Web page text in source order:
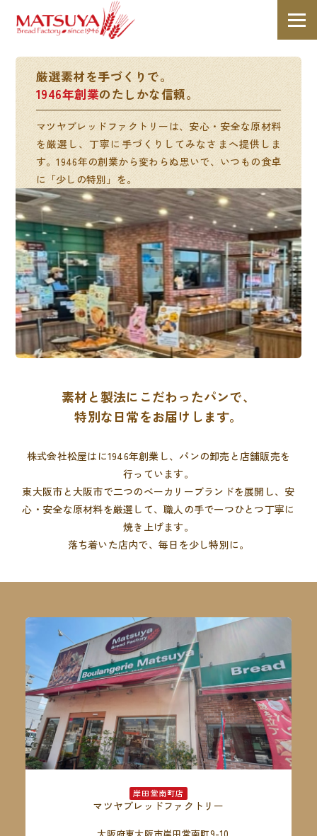
厳選素材を手づくりで。
1946年創業のたしかな信頼。
マツヤブレッドファクトリーは、安心・安全な原材料
を厳選し、丁寧に手づくりしてみなさまへ提供しま
す。1946年の創業から変わらぬ思いで、いつもの食卓
に「少しの特別」を。
素材と製法にこだわったパンで、
特別な日常をお届けします。
株式会社松屋はに1946年創業し、パンの卸売と店舗販売を
行っています。
東大阪市と大阪市で二つのベーカリーブランドを展開し、 安
心・安全な原材料を厳選して、職人の手で一つひとつ丁寧に
焼き上げます。
落ち着いた店内で、毎日を少し特別に。
岸田堂南町店
マツヤブレッドファクトリー